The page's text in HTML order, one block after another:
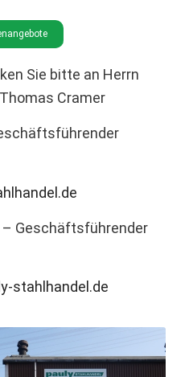
Sie bitte an Herrn
Cramer
Geschäftsführender
stahlhandel.de